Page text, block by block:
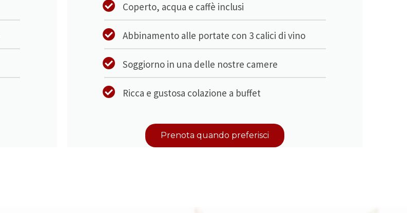
Coperto, acqua e caffè inclusi
Abbinamento alle portate con 3 calici di vino
Soggiorno in una delle nostre camere
Ricca e gustosa colazione a buffet
Prenota quando preferisci